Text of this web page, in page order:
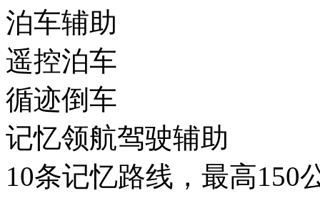
泊车辅助
遥控泊车
循迹倒车
记忆领航驾驶辅助
10条记忆路线，最高150